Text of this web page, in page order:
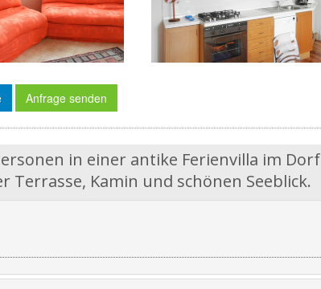
Anfrage senden
in einer antike Ferienvilla im Dorf
Kamin und schönen Seeblick.